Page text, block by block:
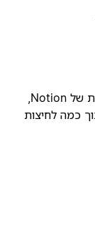
להעלות את התבנית שלכם לגלריית התבניות של Notion,
לחיצות